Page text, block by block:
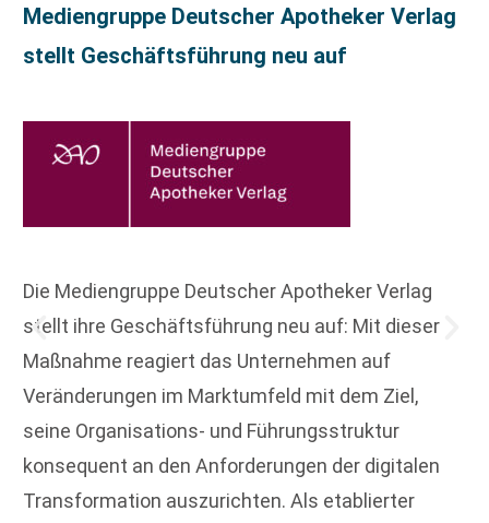
Mediengruppe Deutscher Apotheker Verlag
stellt Geschäftsführung neu auf
Die Mediengruppe Deutscher Apotheker Verlag
stellt ihre Geschäftsführung neu auf: Mit dieser
Maßnahme reagiert das Unternehmen auf
Veränderungen im Marktumfeld mit dem Ziel,
seine Organisations- und Führungsstruktur
konsequent an den Anforderungen der digitalen
Transformation auszurichten. Als etablierter